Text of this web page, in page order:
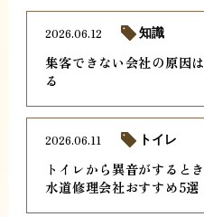
集客できない会社の原因
る
2026.06.12 知識
トイレから異音がすると
水道修理会社おすすめ5選
2026.06.11 トイレ